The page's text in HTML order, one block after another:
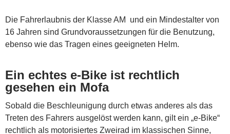
Die Fahrerlaubnis der Klasse AM und ein Mindestalter von
16 Jahren sind Grundvoraussetzungen für die Benutzung,
ebenso wie das Tragen eines geeigneten Helm.
Ein echtes e-Bike ist rechtlich
gesehen ein Mofa
Sobald die Beschleunigung durch etwas anderes als das
Treten des Fahrers ausgelöst werden kann, gilt ein „e-Bike“
rechtlich als motorisiertes Zweirad im klassischen Sinne,